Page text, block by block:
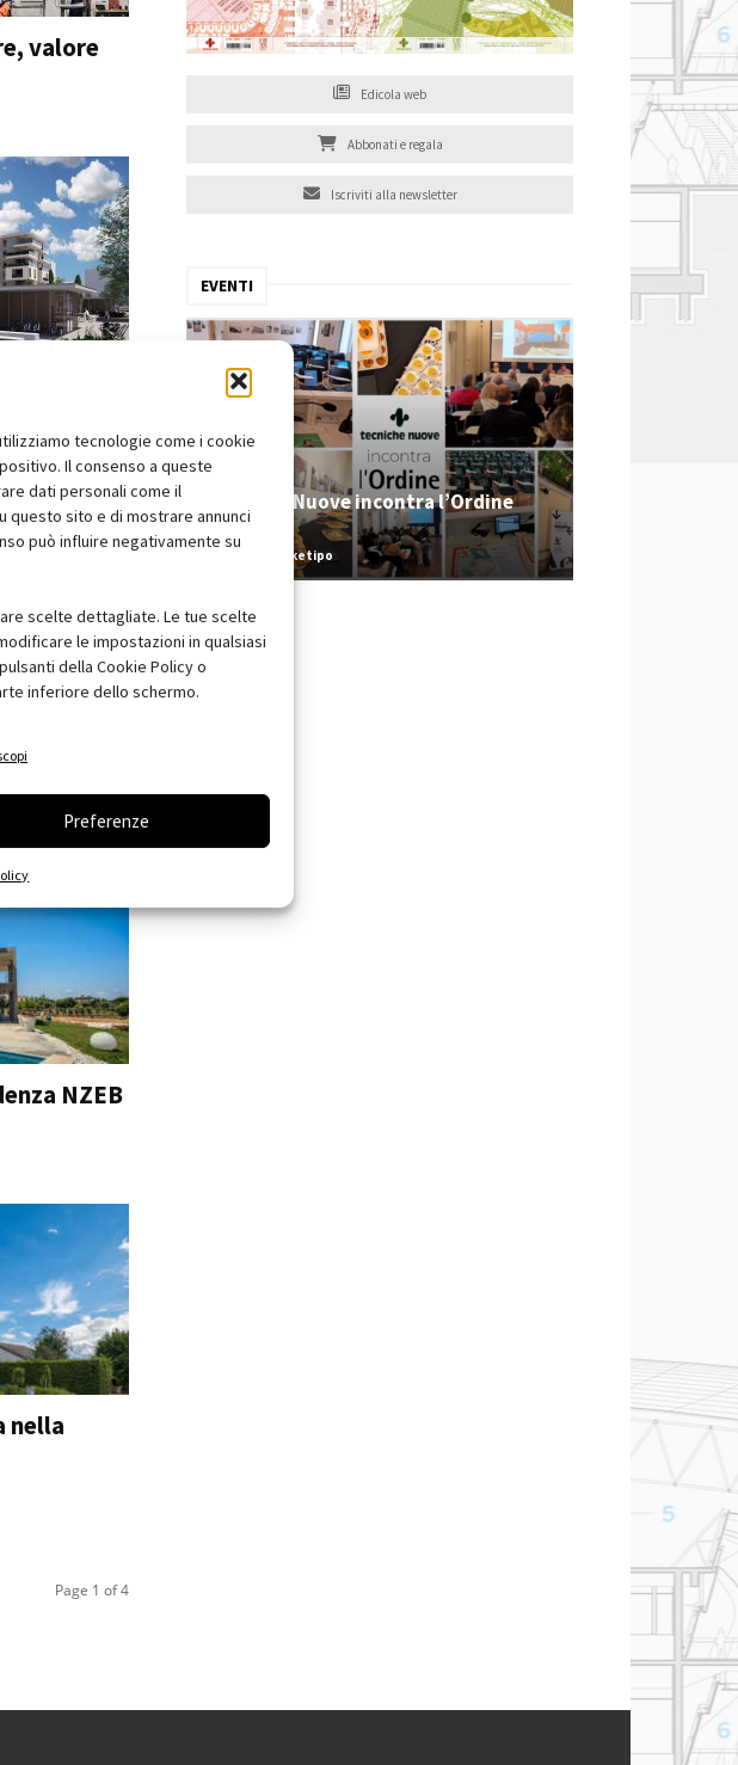
tecnologie come i cookie
Il consenso a queste
dati personali come il
questo sito e di mostrare annunci
può influire negativamente su
scelte dettagliate. Le tue scelte
le impostazioni in qualsiasi
della Cookie Policy o
inferiore dello schermo.
Preferenze
valore
nel
sponsorizzato
e
NZEB
nella
Page 1 of 4
Edicola web
Abbonati e regala
Iscriviti alla newsletter
EVENTI
Tecniche Nuove incontra l’Ordine
2026
Redazione Arketipo